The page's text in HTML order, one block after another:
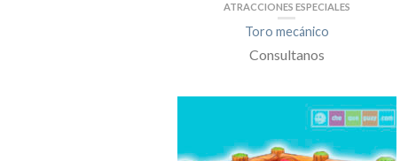
ATRACCIONES ESPECIALES
Toro mecánico
Consultanos